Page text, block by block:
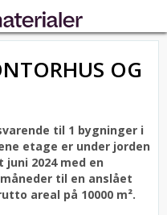
OG
til 1 bygninger i
etage er under jorden
2024 med en
til en anslået
areal på 10000 m².